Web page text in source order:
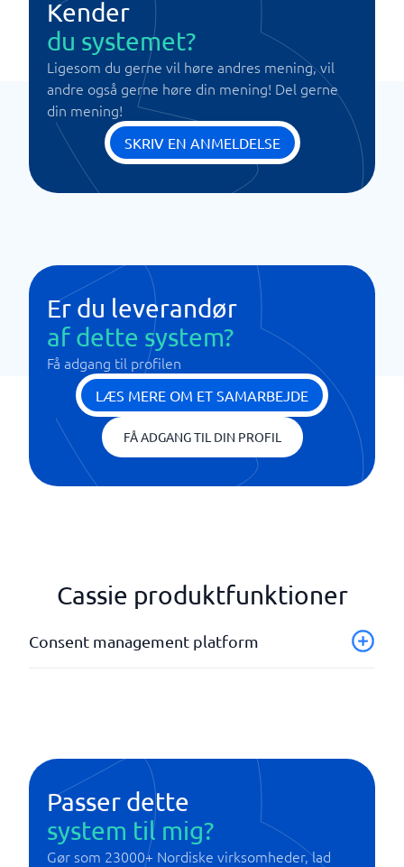
Kender
du systemet?
Ligesom du gerne vil høre andres mening, vil
andre også gerne høre din mening! Del gerne
din mening!
SKRIV EN ANMELDELSE
Er du leverandør
af dette system?
Få adgang til profilen
LÆS MERE OM ET SAMARBEJDE
FÅ ADGANG TIL DIN PROFIL
Cassie produktfunktioner
Consent management platform
Statistik og analyse
Tilpasningsdygtig brugergrænseflade
Passer dette
system til mig?
Gør som 23000+ Nordiske virksomheder, lad